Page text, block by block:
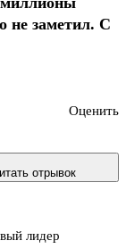
отрывок
лидер
не заметил. С
Оценить